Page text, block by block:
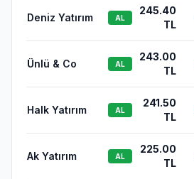
Deniz Yatırım AL
245.40
TL
Ünlü & Co AL
243.00
TL
Halk Yatırım AL
241.50
TL
Ak Yatırım AL
225.00
TL